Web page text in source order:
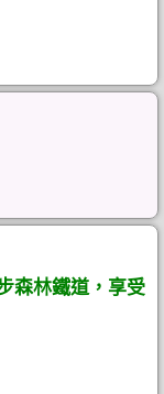
森林鐵道，享受